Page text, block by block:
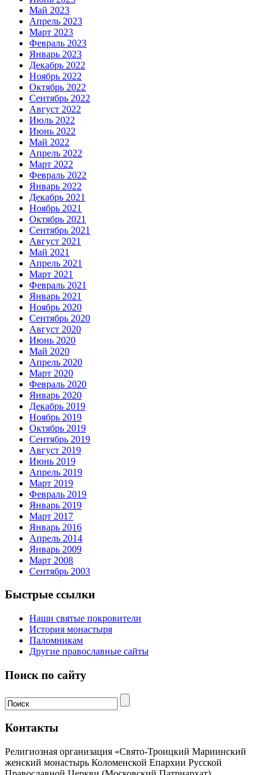
Май 2023
Апрель 2023
Март 2023
Февраль 2023
Январь 2023
Декабрь 2022
Ноябрь 2022
Октябрь 2022
Сентябрь 2022
Август 2022
Июль 2022
Июнь 2022
Май 2022
Апрель 2022
Март 2022
Февраль 2022
Январь 2022
Декабрь 2021
Ноябрь 2021
Октябрь 2021
Сентябрь 2021
Август 2021
Май 2021
Апрель 2021
Март 2021
Февраль 2021
Январь 2021
Ноябрь 2020
Сентябрь 2020
Август 2020
Июнь 2020
Май 2020
Апрель 2020
Март 2020
Февраль 2020
Январь 2020
Декабрь 2019
Ноябрь 2019
Октябрь 2019
Сентябрь 2019
Август 2019
Июнь 2019
Апрель 2019
Март 2019
Февраль 2019
Январь 2019
Март 2017
Январь 2016
Апрель 2014
Январь 2009
Март 2008
Сентябрь 2003
Быстрые ссылки
Наши святые покровители
История монастыря
Паломникам
Другие православные сайты
Поиск по сайту
Контакты
Религиозная организация «Свято-Троицкий Мариинский
женский монастырь Коломенской Епархии Русской